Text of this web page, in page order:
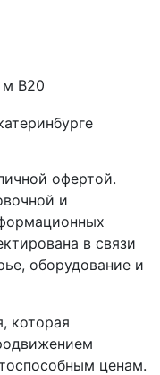
В20
офертой.
и
в связи
оборудование и
которая
ценам.